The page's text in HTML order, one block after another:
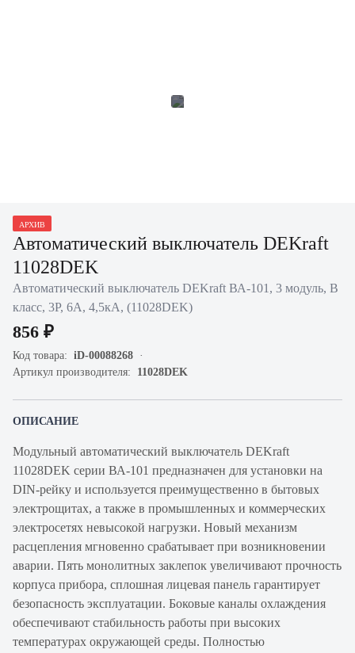
АРХИВ
Автоматический выключатель DEKraft
11028DEK
Автоматический выключатель DEKraft ВА-101, 3 модуль, B
класс, 3P, 6А, 4,5кА, (11028DEK)
856 ₽
Код товара: iD-00088268
Артикул производителя: 11028DEK
ОПИСАНИЕ
Модульный автоматический выключатель DEKraft
11028DEK серии ВА-101 предназначен для установки на
DIN-рейку и используется преимущественно в бытовых
электрощитах, а также в промышленных и коммерческих
электросетях невысокой нагрузки. Новый механизм
расцепления мгновенно срабатывает при возникновении
аварии. Пять монолитных заклепок увеличивают прочность
корпуса прибора, сплошная лицевая панель гарантирует
безопасность эксплуатации. Боковые каналы охлаждения
обеспечивают стабильность работы при высоких
температурах окружающей среды. Полностью